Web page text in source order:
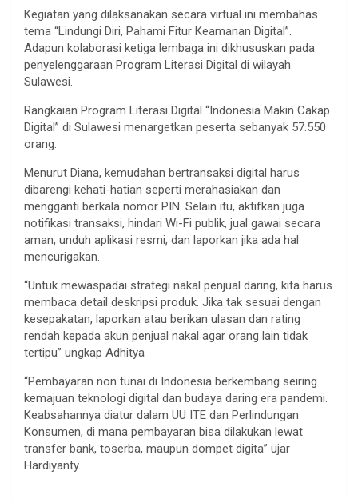
Kegiatan yang dilaksanakan secara virtual ini membahas
tema “Lindungi Diri, Pahami Fitur Keamanan Digital”.
Adapun kolaborasi ketiga lembaga ini dikhususkan pada
penyelenggaraan Program Literasi Digital di wilayah
Sulawesi.
Rangkaian Program Literasi Digital “Indonesia Makin Cakap
Digital” di Sulawesi menargetkan peserta sebanyak 57.550
orang.
Menurut Diana, kemudahan bertransaksi digital harus
dibarengi kehati-hatian seperti merahasiakan dan
mengganti berkala nomor PIN. Selain itu, aktifkan juga
notifikasi transaksi, hindari Wi-Fi publik, jual gawai secara
aman, unduh aplikasi resmi, dan laporkan jika ada hal
mencurigakan.
“Untuk mewaspadai strategi nakal penjual daring, kita harus
membaca detail deskripsi produk. Jika tak sesuai dengan
kesepakatan, laporkan atau berikan ulasan dan rating
rendah kepada akun penjual nakal agar orang lain tidak
tertipu” ungkap Adhitya
“Pembayaran non tunai di Indonesia berkembang seiring
kemajuan teknologi digital dan budaya daring era pandemi.
Keabsahannya diatur dalam UU ITE dan Perlindungan
Konsumen, di mana pembayaran bisa dilakukan lewat
transfer bank, toserba, maupun dompet digita” ujar
Hardiyanty.